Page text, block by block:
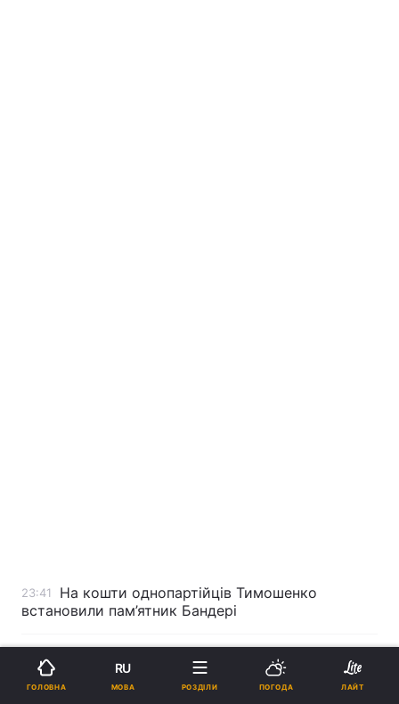
23:41
На кошти однопартійців Тимошенко
встановили пам’ятник Бандері
23:31
Поліція Німеччини зашле таємних агентів у
ліві угруповання
ГОЛОВНА
RU
МОВА РОЗДІЛИ ПОГОДА ЛАЙТ